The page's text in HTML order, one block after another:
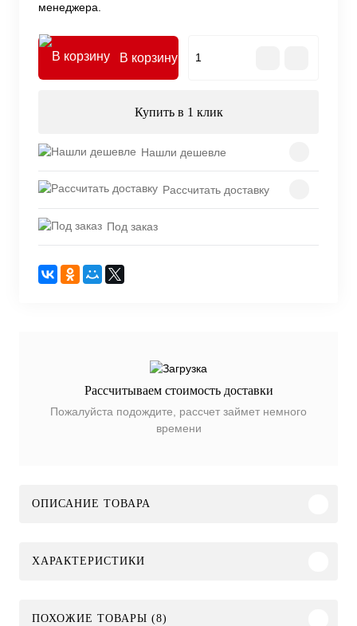
менеджера.
В корзину
Купить в 1 клик
Нашли дешевле
Рассчитать доставку
Под заказ
Рассчитываем стоимость доставки
Пожалуйста подождите, рассчет займет немного
времени
ОПИСАНИЕ ТОВАРА
ХАРАКТЕРИСТИКИ
ПОХОЖИЕ ТОВАРЫ (8)